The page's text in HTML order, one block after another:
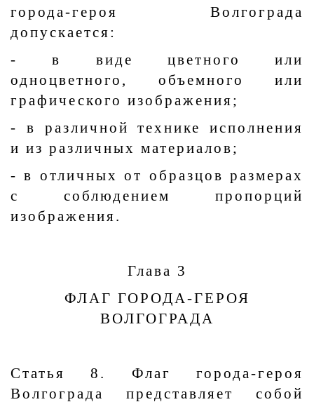
города-героя Волгограда
допускается:
- в виде цветного или
одноцветного, объемного или
графического изображения;
- в различной технике исполнения
и из различных материалов;
- в отличных от образцов размерах
с соблюдением пропорций
изображения.
Глава 3
ФЛАГ ГОРОДА-ГЕРОЯ
ВОЛГОГРАДА
Статья 8. Флаг города-героя
Волгограда представляет собой